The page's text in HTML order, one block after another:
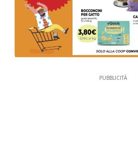
PUBBLICITÀ